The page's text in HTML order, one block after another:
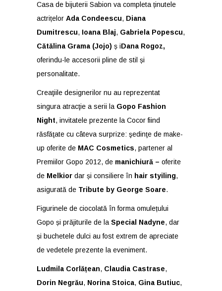
Casa de bijuterii Sabion va completa ținutele
actrițelor Ada Condeescu, Diana
Dumitrescu, Ioana Blaj, Gabriela Popescu,
Cătălina Grama (Jojo) ș iDana Rogoz,
oferindu-le accesorii pline de stil și
personalitate.
Creaţiile designerilor nu au reprezentat
singura atracţie a serii la Gopo Fashion
Night, invitatele prezente la Cocor fiind
răsfăţate cu câteva surprize: şedinţe de make-
up oferite de MAC Cosmetics, partener al
Premiilor Gopo 2012, de manichiură – oferite
de Melkior dar și consiliere în hair styiling,
asigurată de Tribute by George Soare.
Figurinele de ciocolată în forma omulețului
Gopo și prăjiturile de la Special Nadyne, dar
și buchetele dulci au fost extrem de apreciate
de vedetele prezente la eveniment.
Ludmila Corlățean, Claudia Castrase,
Dorin Negrău, Norina Stoica, Gina Butiuc,